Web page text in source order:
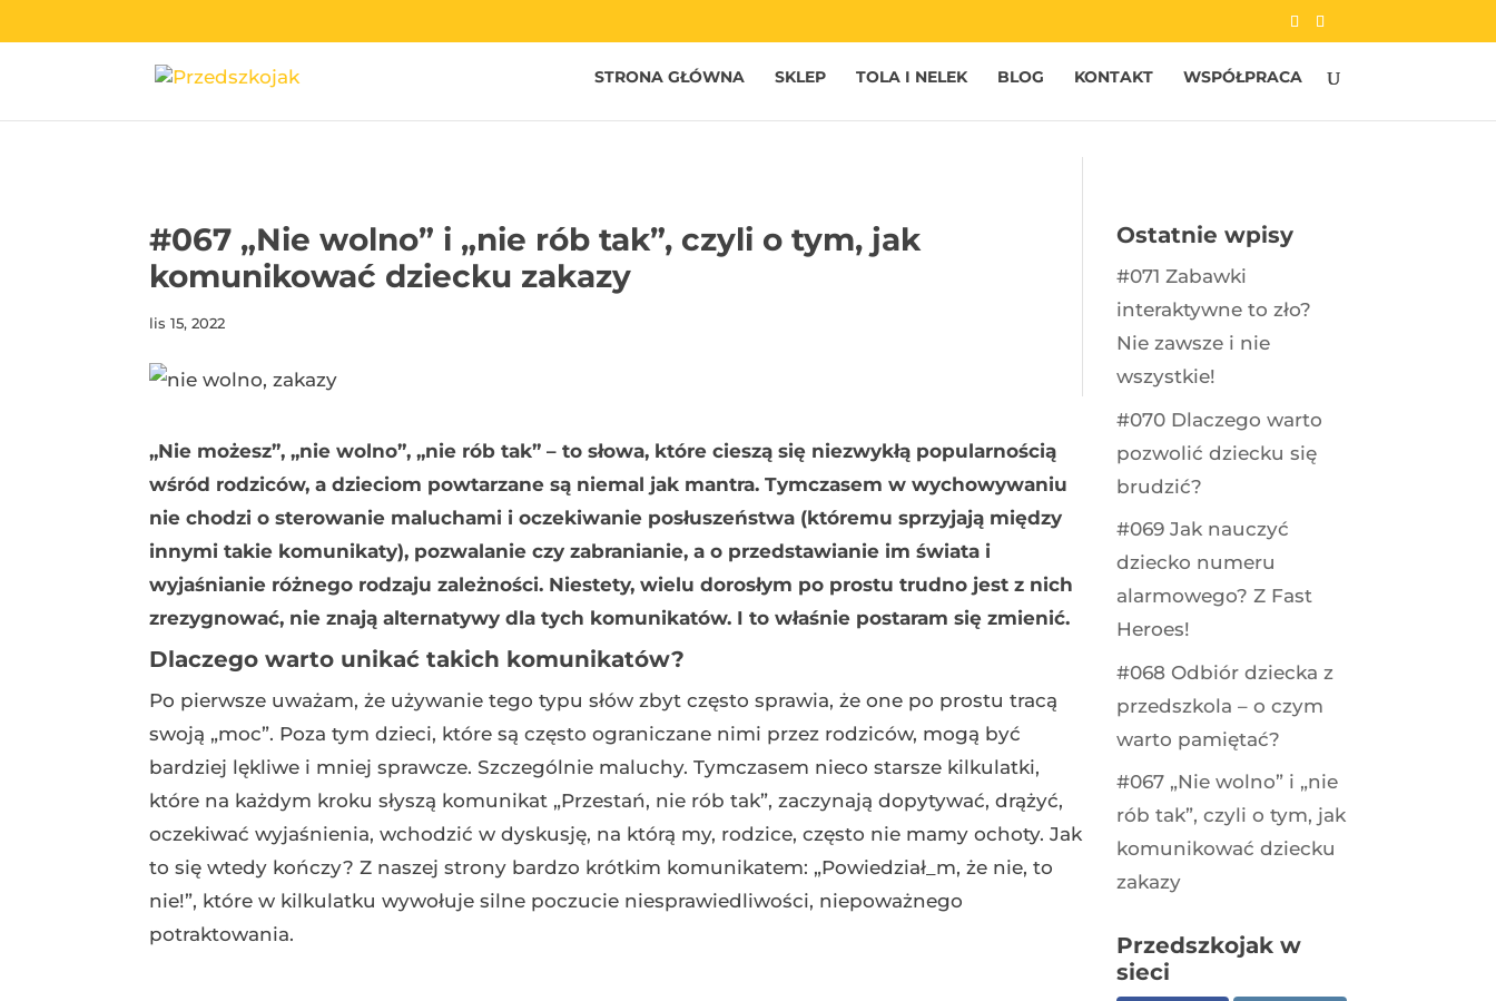
STRONA GŁÓWNA SKLEP TOLA I NELEK BLOG KONTAKT WSPÓŁPRACA
#067 „Nie wolno” i „nie rób tak”, czyli o tym, jak
komunikować dziecku zakazy
lis 15, 2022
„Nie możesz”, „nie wolno”, „nie rób tak” – to słowa, które cieszą się niezwykłą popularnością
wśród rodziców, a dzieciom powtarzane są niemal jak mantra. Tymczasem w wychowywaniu
nie chodzi o sterowanie maluchami i oczekiwanie posłuszeństwa (któremu sprzyjają między
innymi takie komunikaty), pozwalanie czy zabranianie, a o przedstawianie im świata i
wyjaśnianie różnego rodzaju zależności. Niestety, wielu dorosłym po prostu trudno jest z nich
zrezygnować, nie znają alternatywy dla tych komunikatów. I to właśnie postaram się zmienić.
Dlaczego warto unikać takich komunikatów?
Po pierwsze uważam, że używanie tego typu słów zbyt często sprawia, że one po prostu tracą
swoją „moc”. Poza tym dzieci, które są często ograniczane nimi przez rodziców, mogą być
bardziej lękliwe i mniej sprawcze. Szczególnie maluchy. Tymczasem nieco starsze kilkulatki,
które na każdym kroku słyszą komunikat „Przestań, nie rób tak”, zaczynają dopytywać, drążyć,
oczekiwać wyjaśnienia, wchodzić w dyskusję, na którą my, rodzice, często nie mamy ochoty. Jak
to się wtedy kończy? Z naszej strony bardzo krótkim komunikatem: „Powiedział_m, że nie, to
nie!”, które w kilkulatku wywołuje silne poczucie niesprawiedliwości, niepoważnego
potraktowania.
Ostatnie wpisy
#071 Zabawki
interaktywne to zło?
Nie zawsze i nie
wszystkie!
#070 Dlaczego warto
pozwolić dziecku się
brudzić?
#069 Jak nauczyć
dziecko numeru
alarmowego? Z Fast
Heroes!
#068 Odbiór dziecka z
przedszkola – o czym
warto pamiętać?
#067 „Nie wolno” i „nie
rób tak”, czyli o tym, jak
komunikować dziecku
zakazy
Przedszkojak w
sieci